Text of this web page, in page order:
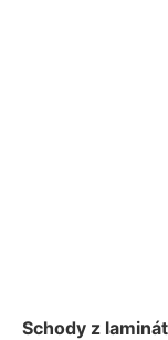
Schody z